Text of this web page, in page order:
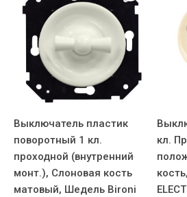
Выключатель пластик
поворотный 1 кл.
проходной (внутренний
монт.), Слоновая кость
матовый, Шедель Bironi
кл.